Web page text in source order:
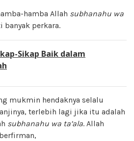
hamba Allah subhanahu wa
perkara.
Sikap Baik dalam
mukmin hendaknya selalu
terlebih lagi jika itu adalah
subhanahu wa ta’ala. Allah
berfirman,